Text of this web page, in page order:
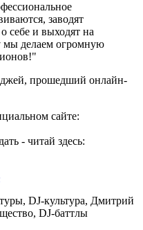
заводят
себе и выходят на
мы делаем огромную
прошедший онлайн-
сайте:
- читай здесь:
DJ-культура, Дмитрий
DJ-баттлы